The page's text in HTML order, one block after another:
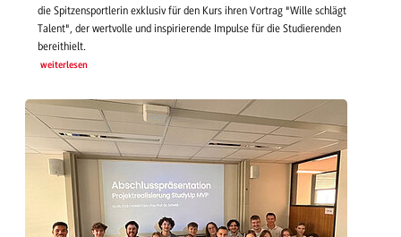
die Spitzensportlerin exklusiv für den Kurs ihren Vortrag "Wille schlägt
Talent", der wertvolle und inspirierende Impulse für die Studierenden
bereithielt.
weiterlesen